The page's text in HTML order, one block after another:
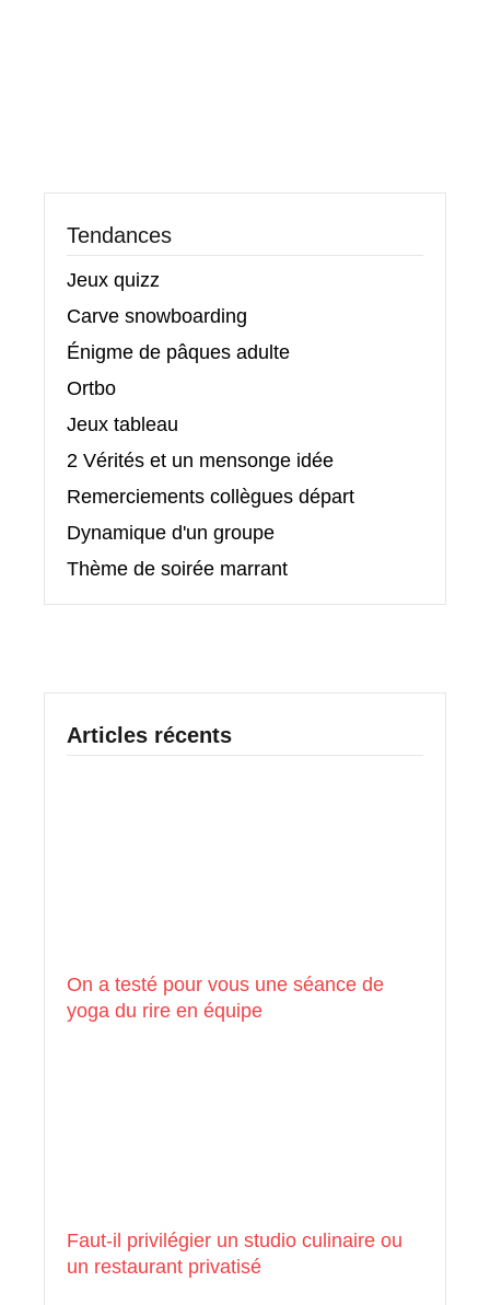
Tendances
Jeux quizz
Carve snowboarding
Énigme de pâques adulte
Ortbo
Jeux tableau
2 Vérités et un mensonge idée
Remerciements collègues départ
Dynamique d'un groupe
Thème de soirée marrant
Articles récents
On a testé pour vous une séance de
yoga du rire en équipe
Faut-il privilégier un studio culinaire ou
un restaurant privatisé